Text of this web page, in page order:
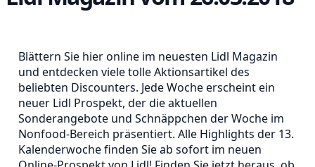
Blättern Sie hier online im neuesten Lidl Magazin
und entdecken viele tolle Aktionsartikel des
beliebten Discounters. Jede Woche erscheint ein
neuer Lidl Prospekt, der die aktuellen
Sonderangebote und Schnäppchen der Woche im
Nonfood-Bereich präsentiert. Alle Highlights der 13.
Kalenderwoche finden Sie ab sofort im neuen